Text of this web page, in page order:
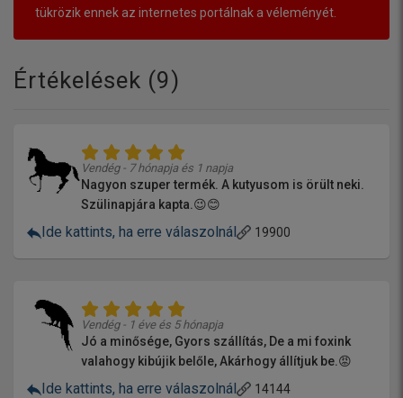
tükrözik ennek az internetes portálnak a véleményét.
Értékelések (9)
Vendég - 7 hónapja és 1 napja
Nagyon szuper termék. A kutyusom is örült neki.
Szülinapjára kapta.😉😊
Ide kattints, ha erre válaszolnál 19900
Vendég - 1 éve és 5 hónapja
Jó a minősége, Gyors szállítás, De a mi foxink
valahogy kibújik belőle, Akárhogy állítjuk be.😡
Ide kattints, ha erre válaszolnál 14144